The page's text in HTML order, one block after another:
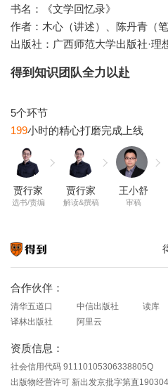
书名：《文学回忆录》
作者：木心（讲述）、陈丹青（笔
得到知识团队全力以赴
199
贾行家
选书/责编
贾行家
解读&撰稿
王小舒
审稿
合作伙伴：
清华五道口 中信出版社 读库
译林出版社
阿里云
资质信息：
社会信用代码 91110105306338805Q
出版物经营许可 新出发京批字第直